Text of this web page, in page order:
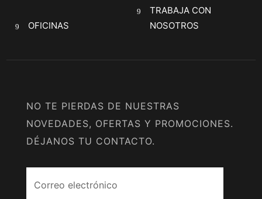
OFICINAS
TRABAJA CON
NOSOTROS
NO TE PIERDAS DE NUESTRAS
NOVEDADES, OFERTAS Y PROMOCIONES.
DÉJANOS TU CONTACTO.